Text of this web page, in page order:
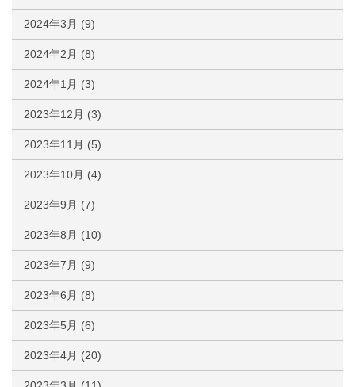
2024年3月 (9)
2024年2月 (8)
2024年1月 (3)
2023年12月 (3)
2023年11月 (5)
2023年10月 (4)
2023年9月 (7)
2023年8月 (10)
2023年7月 (9)
2023年6月 (8)
2023年5月 (6)
2023年4月 (20)